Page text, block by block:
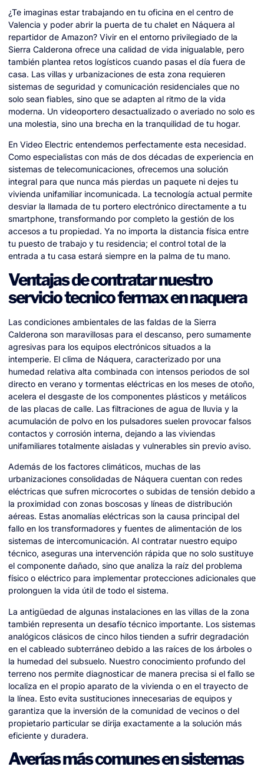
¿Te imaginas estar trabajando en tu oficina en el centro de
Valencia y poder abrir la puerta de tu chalet en Náquera al
repartidor de Amazon? Vivir en el entorno privilegiado de la
Sierra Calderona ofrece una calidad de vida inigualable, pero
también plantea retos logísticos cuando pasas el día fuera de
casa. Las villas y urbanizaciones de esta zona requieren
sistemas de seguridad y comunicación residenciales que no
solo sean fiables, sino que se adapten al ritmo de la vida
moderna. Un videoportero desactualizado o averiado no solo es
una molestia, sino una brecha en la tranquilidad de tu hogar.
En Video Electric entendemos perfectamente esta necesidad.
Como especialistas con más de dos décadas de experiencia en
sistemas de telecomunicaciones, ofrecemos una solución
integral para que nunca más pierdas un paquete ni dejes tu
vivienda unifamiliar incomunicada. La tecnología actual permite
desviar la llamada de tu portero electrónico directamente a tu
smartphone, transformando por completo la gestión de los
accesos a tu propiedad. Ya no importa la distancia física entre
tu puesto de trabajo y tu residencia; el control total de la
entrada a tu casa estará siempre en la palma de tu mano.
Ventajas de contratar nuestro
servicio tecnico fermax en naquera
Las condiciones ambientales de las faldas de la Sierra
Calderona son maravillosas para el descanso, pero sumamente
agresivas para los equipos electrónicos situados a la
intemperie. El clima de Náquera, caracterizado por una
humedad relativa alta combinada con intensos periodos de sol
directo en verano y tormentas eléctricas en los meses de otoño,
acelera el desgaste de los componentes plásticos y metálicos
de las placas de calle. Las filtraciones de agua de lluvia y la
acumulación de polvo en los pulsadores suelen provocar falsos
contactos y corrosión interna, dejando a las viviendas
unifamiliares totalmente aisladas y vulnerables sin previo aviso.
Además de los factores climáticos, muchas de las
urbanizaciones consolidadas de Náquera cuentan con redes
eléctricas que sufren microcortes o subidas de tensión debido a
la proximidad con zonas boscosas y líneas de distribución
aéreas. Estas anomalías eléctricas son la causa principal del
fallo en los transformadores y fuentes de alimentación de los
sistemas de intercomunicación. Al contratar nuestro equipo
técnico, aseguras una intervención rápida que no solo sustituye
el componente dañado, sino que analiza la raíz del problema
físico o eléctrico para implementar protecciones adicionales que
prolonguen la vida útil de todo el sistema.
La antigüedad de algunas instalaciones en las villas de la zona
también representa un desafío técnico importante. Los sistemas
analógicos clásicos de cinco hilos tienden a sufrir degradación
en el cableado subterráneo debido a las raíces de los árboles o
la humedad del subsuelo. Nuestro conocimiento profundo del
terreno nos permite diagnosticar de manera precisa si el fallo se
localiza en el propio aparato de la vivienda o en el trayecto de
la línea. Esto evita sustituciones innecesarias de equipos y
garantiza que la inversión de la comunidad de vecinos o del
propietario particular se dirija exactamente a la solución más
eficiente y duradera.
Averías más comunes en sistemas